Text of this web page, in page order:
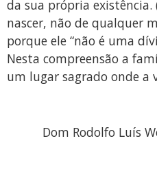
da sua própria
nascer, não de qualquer
porque ele “não é uma
Nesta compreensão a
um lugar sagrado onde a
Dom Rodolfo Luís